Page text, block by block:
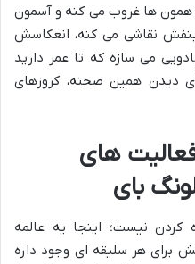
همون ها غروب می کنه و آسمون
نقاشی می کنه، انعکاسش
می سازه که تا عمر دارید
دیدن همین صحنه، کروزهای
های
بای
کردن نیست؛ اینجا یه عالمه
برای هر سلیقه ای وجود داره